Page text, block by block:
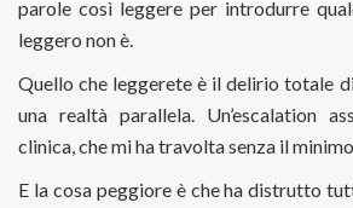
parole così leggere per introdurre
leggero non è.
Quello che leggerete è il delirio totale
una realtà parallela. Un’escalation
clinica, che mi ha travolta senza il
E la cosa peggiore è che ha distrutto